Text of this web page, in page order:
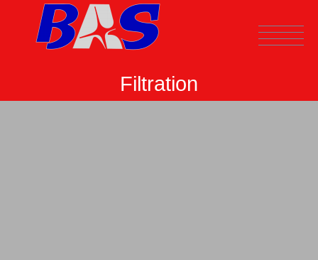
Filtration